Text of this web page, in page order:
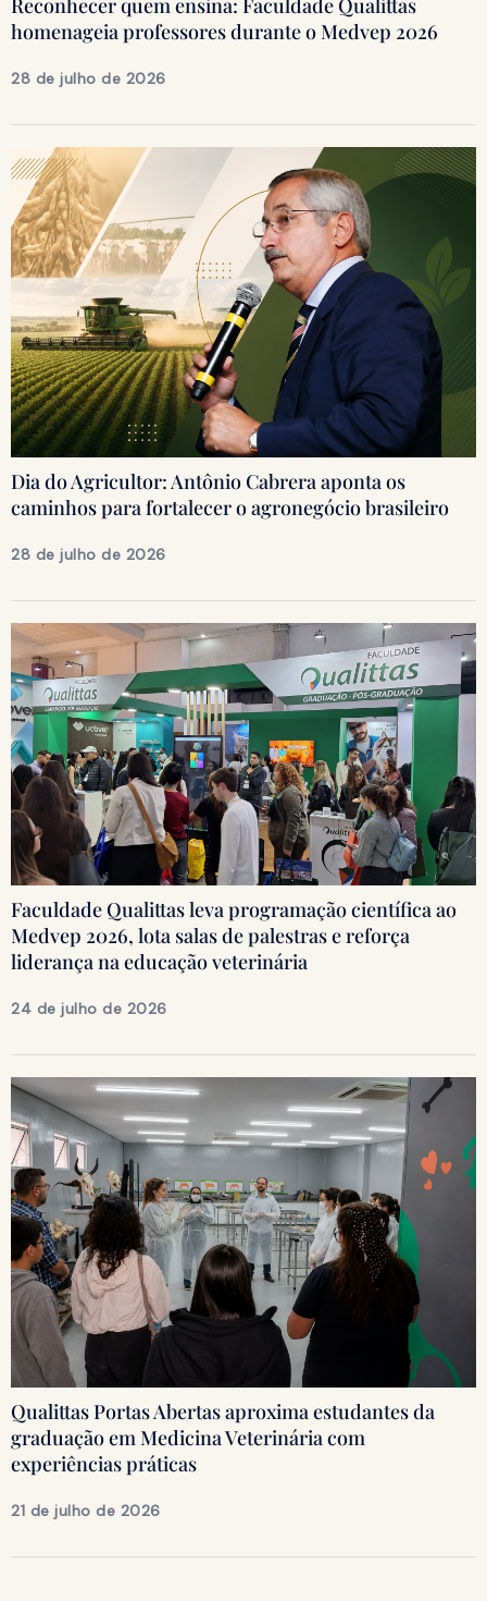
homenageia professores durante o Medvep 2026
28 de julho de 2026
Dia do Agricultor: Antônio Cabrera aponta os
caminhos para fortalecer o agronegócio brasileiro
28 de julho de 2026
Faculdade Qualittas leva programação científica ao
Medvep 2026, lota salas de palestras e reforça
liderança na educação veterinária
24 de julho de 2026
Qualittas Portas Abertas aproxima estudantes da
graduação em Medicina Veterinária com
experiências práticas
21 de julho de 2026